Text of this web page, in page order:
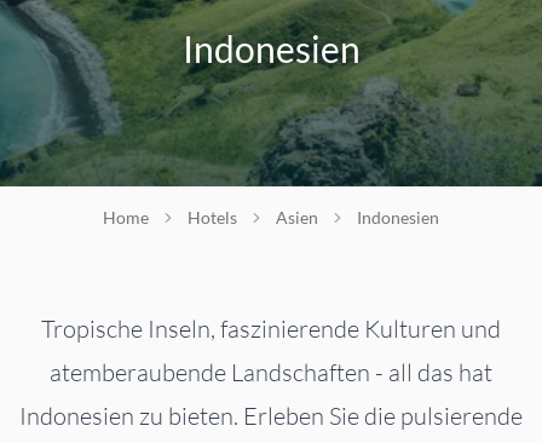
Indonesien
Home Hotels Asien Indonesien
Tropische Inseln, faszinierende Kulturen und
atemberaubende Landschaften - all das hat
Indonesien zu bieten. Erleben Sie die pulsierende